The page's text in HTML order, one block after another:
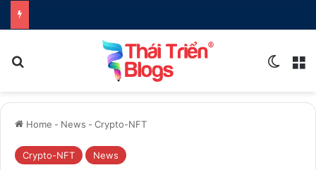
Home - News - Crypto-NFT
Crypto-NFT News